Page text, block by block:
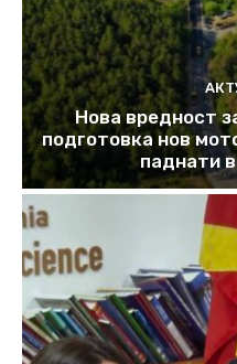
Нова вредност
подготовка нов
паднати